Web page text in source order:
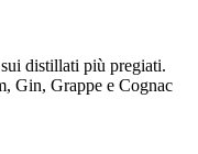
distillati più pregiati.
Gin, Grappe e Cognac